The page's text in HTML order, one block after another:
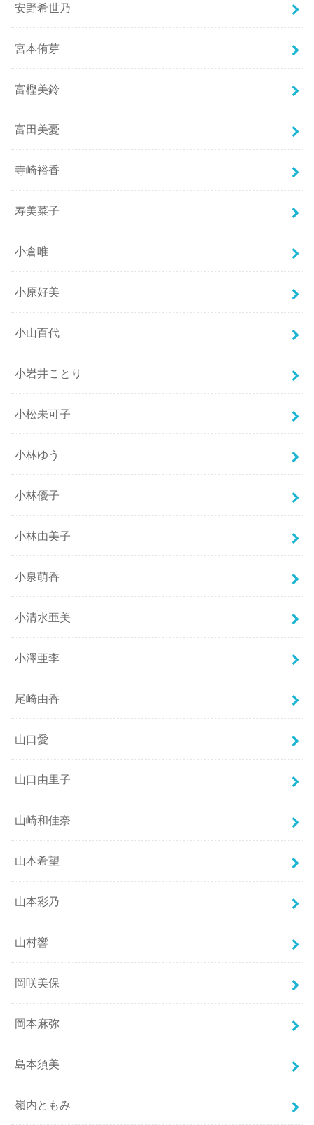
安野希世乃
宮本侑芽
富樫美鈴
富田美憂
寺崎裕香
寿美菜子
小倉唯
小原好美
小山百代
小岩井ことり
小松未可子
小林ゆう
小林優子
小林由美子
小泉萌香
小清水亜美
小澤亜李
尾崎由香
山口愛
山口由里子
山崎和佳奈
山本希望
山本彩乃
山村響
岡咲美保
岡本麻弥
島本須美
嶺内ともみ